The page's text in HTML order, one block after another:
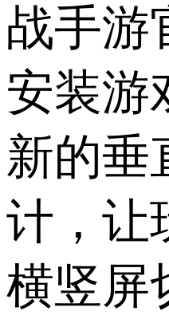
战手游
安装游
新的垂
计，让
横竖屏